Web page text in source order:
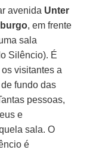
avenida Unter
, em frente
sala
Silêncio). É
visitantes a
fundo das
pessoas,
e
sala. O
é